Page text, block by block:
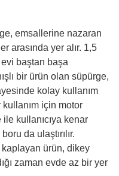
emsallerine nazaran
arasında yer alır. 1,5
baştan başa
bir ürün olan süpürge,
kolay kullanım
kullanım için motor
kullanıcıya kenar
da ulaştırılır.
kaplayan ürün, dikey
zaman evde az bir yer